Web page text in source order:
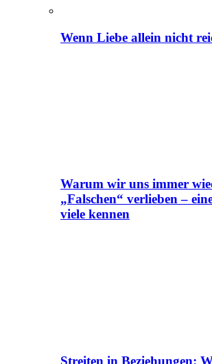
Wenn Liebe allein nicht
Warum wir uns immer
„Falschen“ verlieben –
viele kennen
Streiten in Beziehungen: